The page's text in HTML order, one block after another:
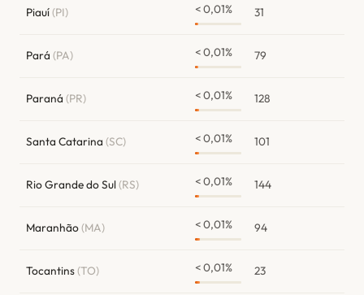
Piauí(PI) < 0,01% 31
Pará (PA) < 0,01% 79
Paraná (PR) < 0,01% 128
Santa Catarina (SC) < 0,01% 101
Rio Grande do Sul(RS) < 0,01% 144
Maranhão(MA) < 0,01% 94
Tocantins(TO) < 0,01% 23